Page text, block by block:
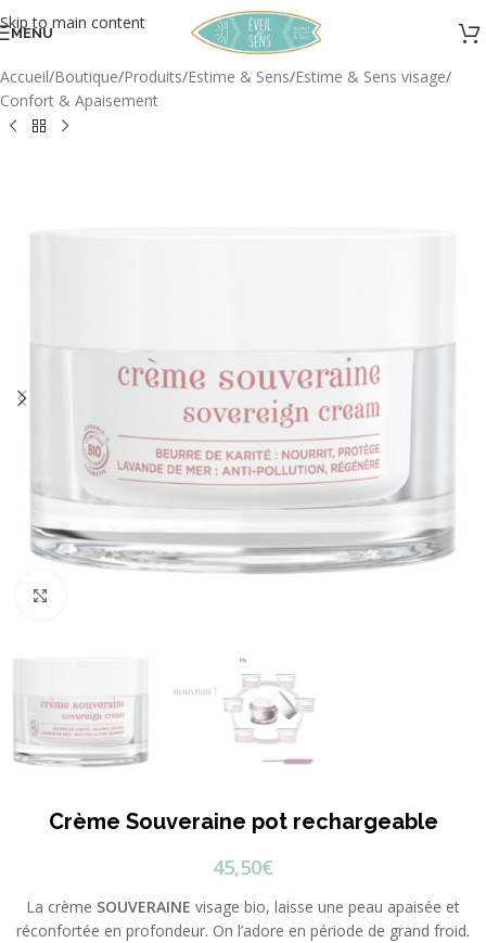
Skip to main content
MENU
Accueil/Boutique/Produits/Estime & Sens/Estime & Sens visage/
Confort & Apaisement
Crème Souveraine pot rechargeable
45,50€
La crème SOUVERAINE visage bio, laisse une peau apaisée et
réconfortée en profondeur. On l’adore en période de grand froid.